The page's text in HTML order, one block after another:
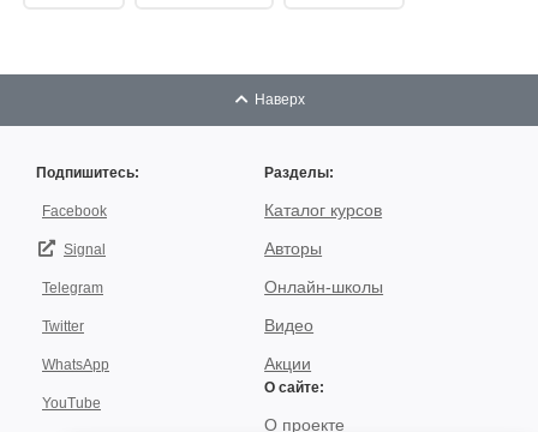
Наверх
Подпишитесь:
Facebook
Signal
Telegram
Twitter
WhatsApp
YouTube
Разделы:
Каталог курсов
Авторы
Онлайн-школы
Видео
Акции
О сайте:
О проекте